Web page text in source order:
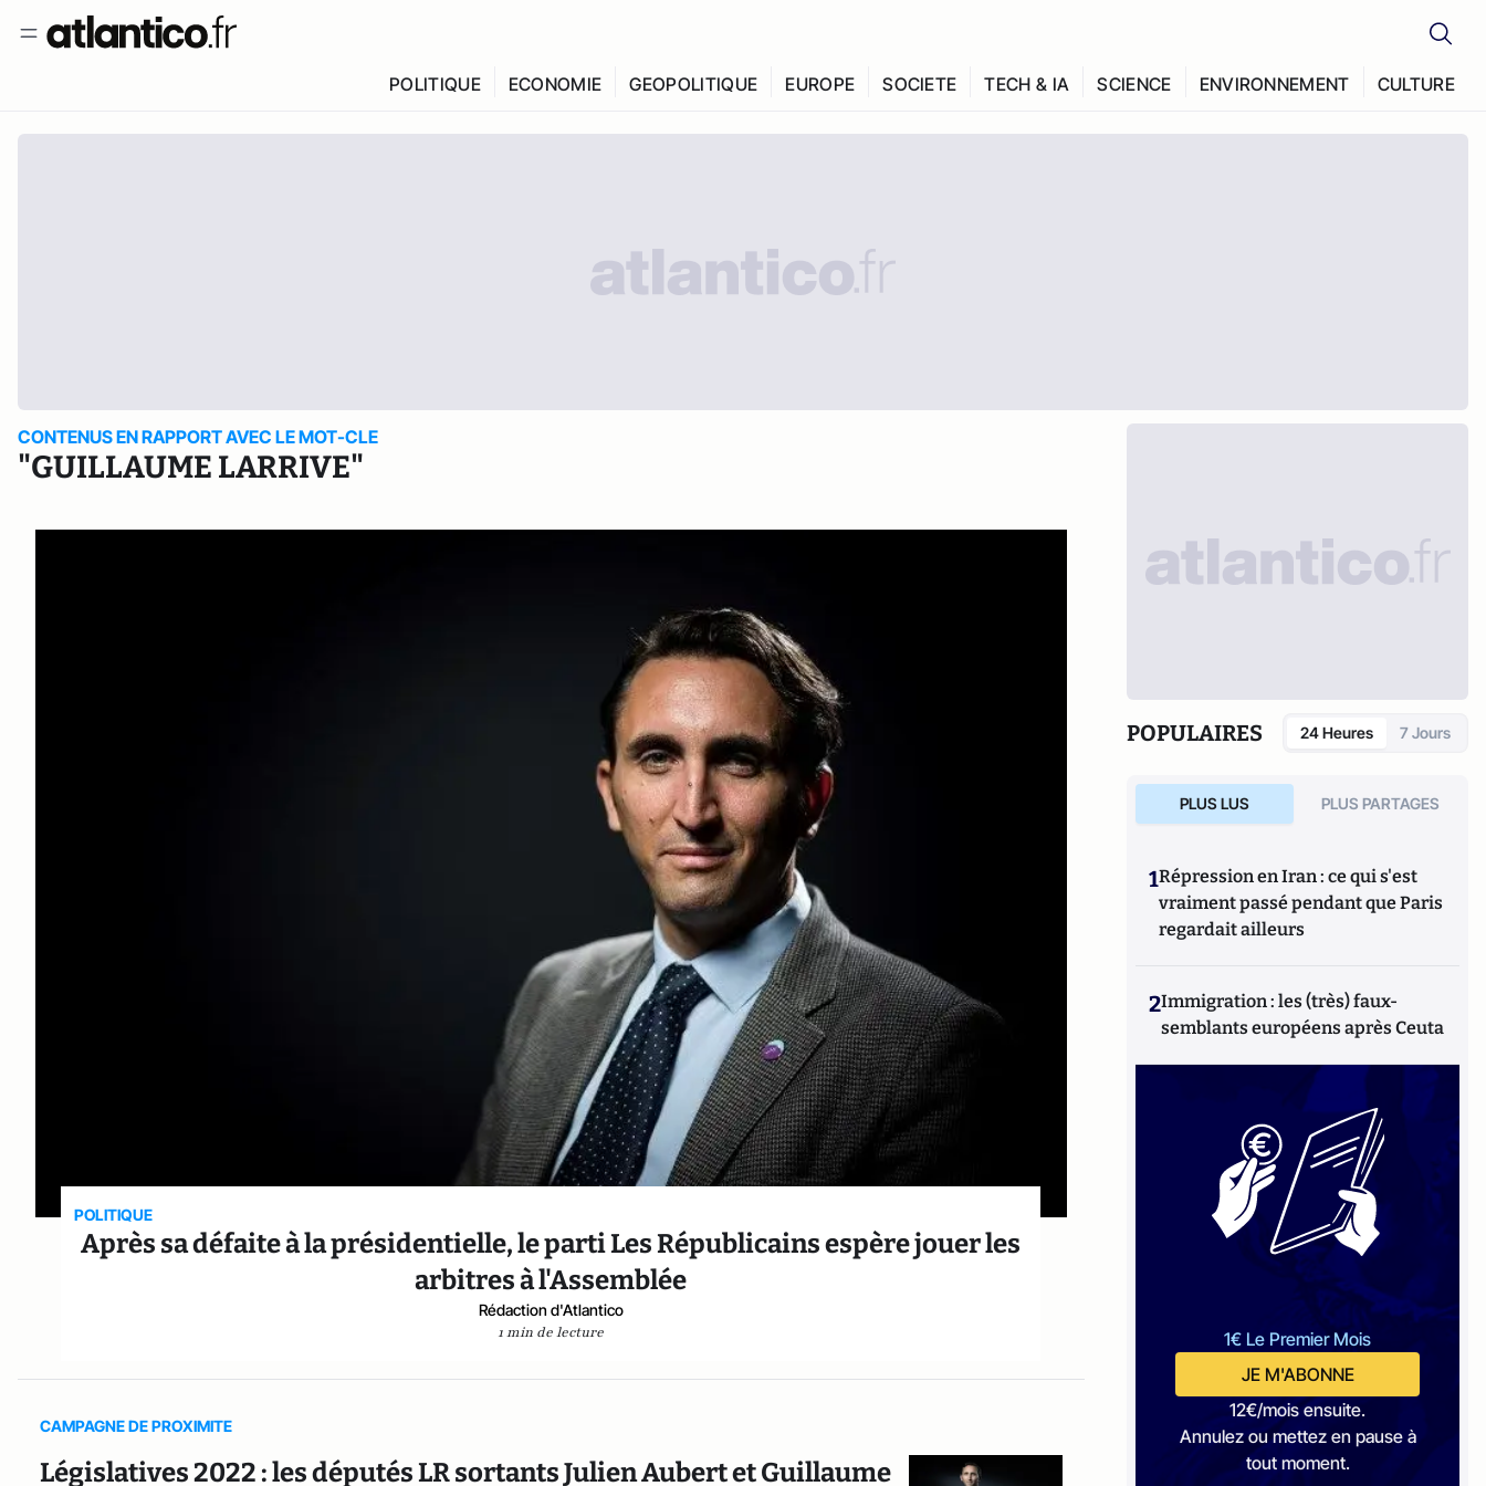
POLITIQUE ECONOMIE GEOPOLITIQUE EUROPE SOCIETE TECH & IA SCIENCE ENVIRONNEMENT CULTURE
CONTENUS EN RAPPORT AVEC LE MOT-CLE
"GUILLAUME LARRIVE"
POLITIQUE
Après sa défaite à la présidentielle, le parti Les Républicains espère jouer les
arbitres à l'Assemblée
Rédaction d'Atlantico
1 min de lecture
CAMPAGNE DE PROXIMITE
Législatives 2022 : les députés LR sortants Julien Aubert et Guillaume
POPULAIRES 24 Heures 7 Jours
PLUS LUS PLUS PARTAGES
1Répression en Iran : ce qui s'est
vraiment passé pendant que Paris
regardait ailleurs
2Immigration : les (très) faux-
semblants européens après Ceuta
1€ Le Premier Mois
JE M'ABONNE
12€/mois ensuite.
Annulez ou mettez en pause à
tout moment.